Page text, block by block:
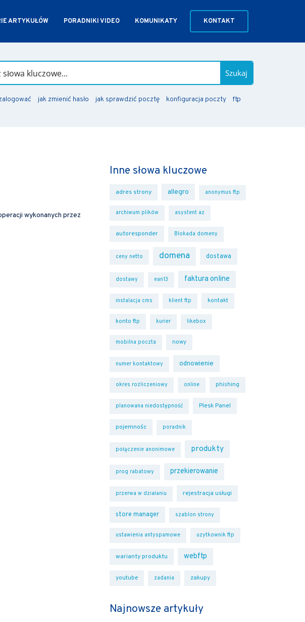
ARTYKUŁÓW PORADNIKI VIDEO KOMUNIKATY KONTAKT
Szukaj
jak zmienić hasło jak sprawdzić pocztę konfiguracja poczty ftp
wykonanych przez
Inne słowa kluczowe
adres strony allegro anonymus ftp
archiwum plików asystent az
autoresponder Blokada domeny
ceny netto domena dostawa
dostawy ean13 faktura online
instalacja cms klient ftp kontakt
konto ftp kurier likebox
mobilna poczta nowy
numer kontaktowy odnowienie
okres rozliczeniowy online phishing
planowana niedostępność Plesk Panel
pojemnośc poradnik
połączenie anonimowe produkty
prog rabatowy przekierowanie
przerwa w działaniu rejestracja usługi
store manager szablon strony
ustawienia antyspamowe uzytkownik ftp
warianty produktu webftp
youtube zadania zakupy
Najnowsze artykuły